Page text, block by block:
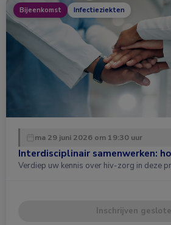
Bijeenkomst Infectieziekten
ma 29 juni 2026 om 19:30 uur
Interdisciplinair samenwerken:
Verdiep uw kennis over hiv-zorg in deze
Inschrijven